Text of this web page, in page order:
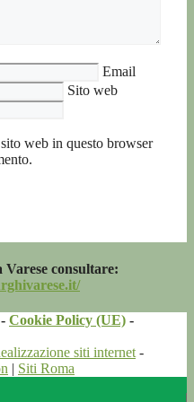
Email
Sito web
web in questo browser
consultare:
- Cookie Policy (UE) -
siti internet -
| Siti Roma